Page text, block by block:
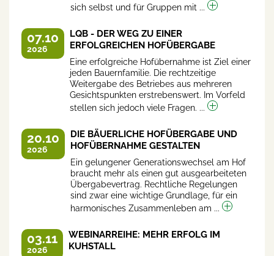
sich selbst und für Gruppen mit ...
07.10
2026
LQB - DER WEG ZU EINER
ERFOLGREICHEN HOFÜBERGABE
Eine erfolgreiche Hofübernahme ist Ziel einer
jeden Bauernfamilie. Die rechtzeitige
Weitergabe des Betriebes aus mehreren
Gesichtspunkten erstrebenswert. Im Vorfeld
stellen sich jedoch viele Fragen. ...
20.10
2026
DIE BÄUERLICHE HOFÜBERGABE UND
HOFÜBERNAHME GESTALTEN
Ein gelungener Generationswechsel am Hof
braucht mehr als einen gut ausgearbeiteten
Übergabevertrag. Rechtliche Regelungen
sind zwar eine wichtige Grundlage, für ein
harmonisches Zusammenleben am ...
03.11
2026
WEBINARREIHE: MEHR ERFOLG IM
KUHSTALL